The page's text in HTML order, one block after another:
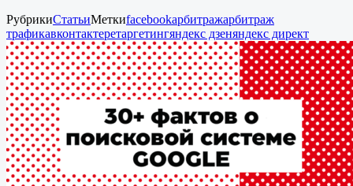
РубрикиСтатьиМеткиfacebookарбитражарбитраж
трафикавконтактеретаргетингяндекс дзеняндекс директ